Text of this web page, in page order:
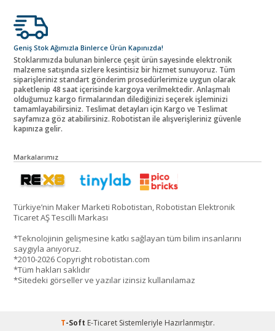
Geniş Stok Ağımızla Binlerce Ürün Kapınızda!
Stoklarımızda bulunan binlerce çeşit ürün sayesinde elektronik
malzeme satışında sizlere kesintisiz bir hizmet sunuyoruz. Tüm
siparişleriniz standart gönderim prosedürlerimize uygun olarak
paketlenip 48 saat içerisinde kargoya verilmektedir. Anlaşmalı
olduğumuz kargo firmalarından dilediğinizi seçerek işleminizi
tamamlayabilirsiniz. Teslimat detayları için Kargo ve Teslimat
sayfamıza göz atabilirsiniz. Robotistan ile alışverişleriniz güvenle
kapınıza gelir.
Markalarımız
Türkiye’nin Maker Marketi Robotistan, Robotistan Elektronik
Ticaret AŞ Tescilli Markası
*Teknolojinin gelişmesine katkı sağlayan tüm bilim insanlarını
saygıyla anıyoruz.
*2010-2026 Copyright robotistan.com
*Tüm hakları saklıdır
*Sitedeki görseller ve yazılar izinsiz kullanılamaz
T-Soft E-TicaretSistemleriyle Hazırlanmıştır.